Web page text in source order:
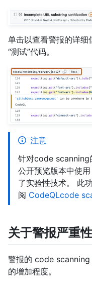
单击以查看警报的详细
“测试”代码。
注意
针对code scanning
公开预览版本中使
了实验性技术。 此
阅 CodeQLcode
关于警报严重
警报的 code scanning
的增加程度。